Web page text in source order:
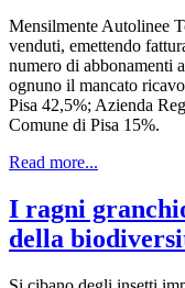
Mensilmente Autolinee
venduti, emettendo
numero di abbonamenti
ognuno il mancato
Pisa 42,5%; Azienda
Comune di Pisa 15%.
Read more...
I ragni
della